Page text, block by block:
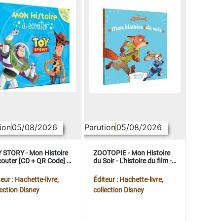
05/08/2026
STORY - Mon Histoire
[CD + QR Code] -
: Hachette-livre,
Disney
Parution05/08/2026
ZOOTOPIE - Mon Histoire
du Soir - L'histoire du film -
Éditeur : Hachette-livre,
collection Disney